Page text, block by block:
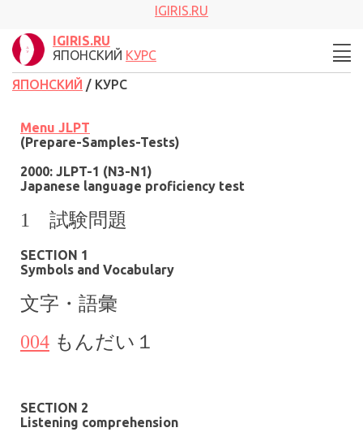
IGIRIS.RU
IGIRIS.RU
ЯПОНСКИЙ КУРС
ЯПОНСКИЙ / КУРС
Menu JLPT
(Prepare-Samples-Tests)
2000: JLPT-1 (N3-N1)
Japanese language proficiency test
1 試験問題
SECTION 1
Symbols and Vocabulary
文字・語彙
004 もんだい１
SECTION 2
Listening comprehension